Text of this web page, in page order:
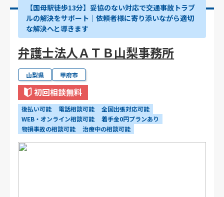
【国母駅徒歩13分】妥協のない対応で交通事故トラブ
ルの解決をサポート｜依頼者様に寄り添いながら適切
な解決へと導きます
弁護士法人ＡＴＢ山梨事務所
山梨県 甲府市
初回相談無料
後払い可能 電話相談可能
全国出張対応可能
WEB・オンライン相談可能
着手金0円プランあり
物損事故の相談可能
治療中の相談可能